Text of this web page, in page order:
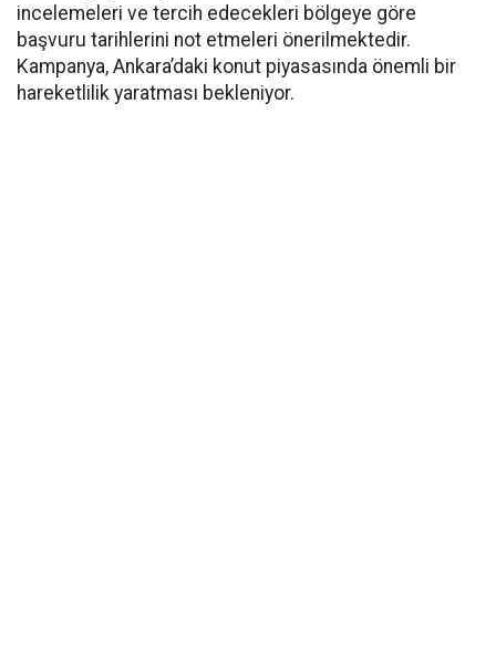
incelemeleri ve tercih edecekleri bölgeye göre
başvuru tarihlerini not etmeleri önerilmektedir.
Kampanya, Ankara’daki konut piyasasında önemli bir
hareketlilik yaratması bekleniyor.